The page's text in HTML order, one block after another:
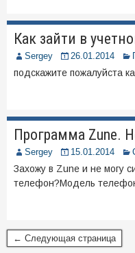
Как зайти в
Sergey 26.01.2014
подскажите пожалуйста
Программа Zune.
Sergey 15.01.2014
Захожу в Zune и не могу
телефон?Модель
← Следующая страница